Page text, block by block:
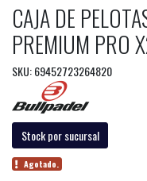
CAJA DE
PREMIUM PRO
SKU: 69452723264820
Stock por sucursal
Agotado.